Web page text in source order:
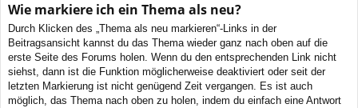
Wie markiere ich ein Thema als neu?
Durch Klicken des „Thema als neu markieren“-Links in der
Beitragsansicht kannst du das Thema wieder ganz nach oben auf die
erste Seite des Forums holen. Wenn du den entsprechenden Link nicht
siehst, dann ist die Funktion möglicherweise deaktiviert oder seit der
letzten Markierung ist nicht genügend Zeit vergangen. Es ist auch
möglich, das Thema nach oben zu holen, indem du einfach eine Antwort